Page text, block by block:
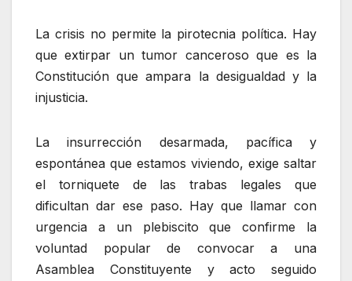
La crisis no permite la pirotecnia política. Hay
que extirpar un tumor canceroso que es la
Constitución que ampara la desigualdad y la
injusticia.
La insurrección desarmada, pacífica y
espontánea que estamos viviendo, exige saltar
el torniquete de las trabas legales que
dificultan dar ese paso. Hay que llamar con
urgencia a un plebiscito que confirme la
voluntad popular de convocar a una
Asamblea Constituyente y acto seguido